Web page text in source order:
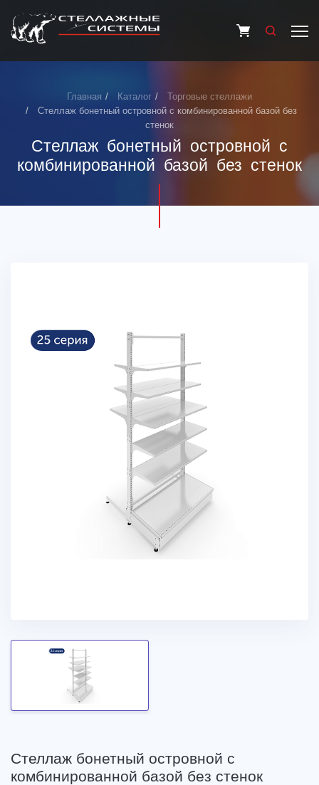
Главная Каталог
Торговые стеллажи
Стеллаж бонетный островной с комбинированной базой без
стенок
Стеллаж бонетный островной с
комбинированной базой без стенок
Стеллаж бонетный островной с
комбинированной базой без стенок